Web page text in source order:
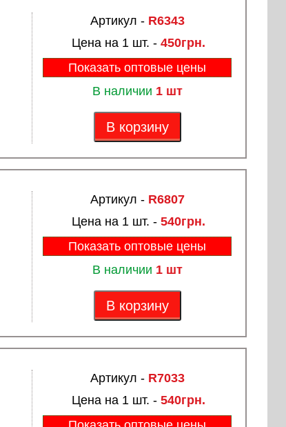
Артикул - R6343
Цена на 1 шт. - 450грн.
Показать оптовые цены
В наличии 1 шт
В корзину
Артикул - R6807
Цена на 1 шт. - 540грн.
Показать оптовые цены
В наличии 1 шт
В корзину
Артикул - R7033
Цена на 1 шт. - 540грн.